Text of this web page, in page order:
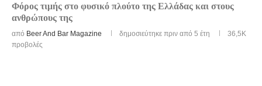
Φόρος τιμής στο φυσικό πλούτο της Ελλάδας και στους
ανθρώπους της
από Beer And Bar Magazine δημοσιεύτηκε πριν από 5 έτη
36,5K
προβολές